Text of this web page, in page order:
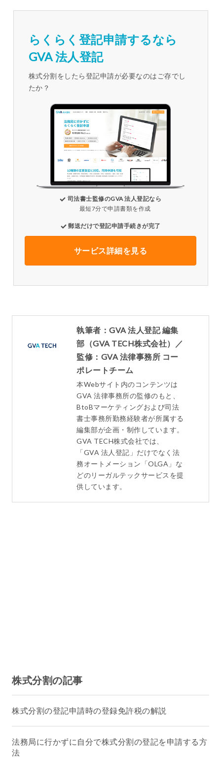
らくらく登記申請するなら
GVA 法人登記
株式分割をしたら登記申請が必要なのはご存でし
たか？
司法書士監修のGVA 法人登記なら
最短7分で申請書類を作成
郵送だけで登記申請手続きが完了
サービス詳細を見る
執筆者：GVA 法人登記 編集
部（GVA TECH株式会社）／
監修：GVA 法律事務所 コー
ポレートチーム
本Webサイト内のコンテンツは
GVA 法律事務所の監修のもと、
BtoBマーケティングおよび司法
書士事務所勤務経験者が所属する
編集部が企画・制作しています。
GVA TECH株式会社では、
「GVA 法人登記」だけでなく法
務オートメーション「OLGA」な
どのリーガルテックサービスを提
供しています。
株式分割の記事
株式分割の登記申請時の登録免許税の解説
法務局に行かずに自分で株式分割の登記を申請する方
法